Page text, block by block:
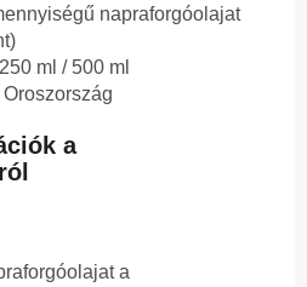
napraforgóolajat
ml / 500 ml
Oroszország
a
a